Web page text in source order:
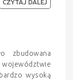
zbudowana
wysoką
CZYTAJ DALEJ